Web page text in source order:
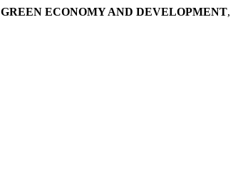
GREEN ECONOMY AND DEVELOPMENT,